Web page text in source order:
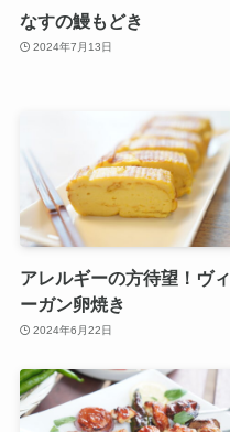
なすの鰻もどき
2024年7月13日
アレルギーの方待望！ヴィ
ーガン卵焼き
2024年6月22日